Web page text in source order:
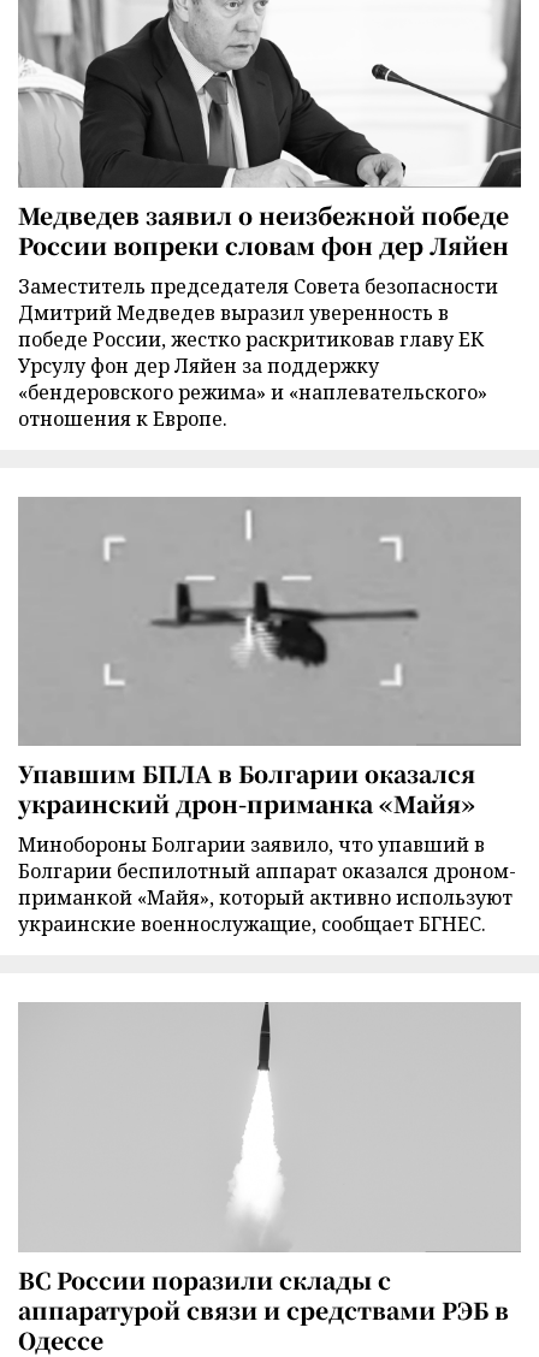
Медведев заявил о неизбежной победе
России вопреки словам фон дер Ляйен
Заместитель председателя Совета безопасности
Дмитрий Медведев выразил уверенность в
победе России, жестко раскритиковав главу ЕК
Урсулу фон дер Ляйен за поддержку
«бендеровского режима» и «наплевательского»
отношения к Европе.
Упавшим БПЛА в Болгарии оказался
украинский дрон-приманка «Майя»
Минобороны Болгарии заявило, что упавший в
Болгарии беспилотный аппарат оказался дроном-
приманкой «Майя», который активно используют
украинские военнослужащие, сообщает БГНЕС.
ВС России поразили склады с
аппаратурой связи и средствами РЭБ в
Одессе